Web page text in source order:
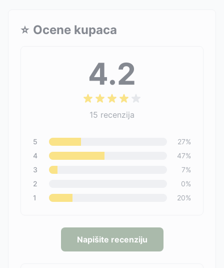
⭐ Ocene kupaca
4.2
15 recenzija
5 27%
4
47%
3
7%
2
0%
1
20%
Napišite recenziju